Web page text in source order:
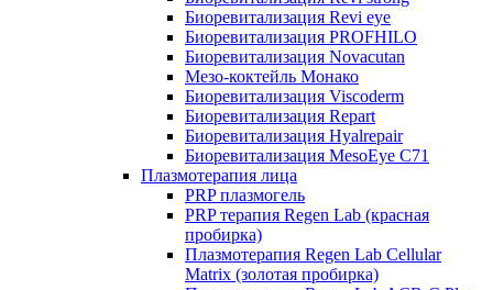
Биоревитализация Revi eye
Биоревитализация PROFHILO
Биоревитализация Novacutan
Мезо-коктейль Монако
Биоревитализация Viscoderm
Биоревитализация Repart
Биоревитализация Hyalrepair
Биоревитализация MesoEye C71
Плазмотерапия лица
PRP плазмогель
PRP терапия Regen Lab (красная
пробирка)
Плазмотерапия Regen Lab Cellular
Matrix (золотая пробирка)